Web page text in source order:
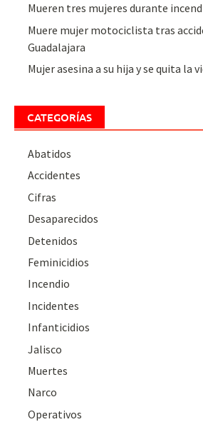
Mueren tres mujeres durante
Muere mujer motociclista tras
Guadalajara
Mujer asesina a su hija y se quita la
CATEGORÍAS
Abatidos
Accidentes
Cifras
Desaparecidos
Detenidos
Feminicidios
Incendio
Incidentes
Infanticidios
Jalisco
Muertes
Narco
Operativos